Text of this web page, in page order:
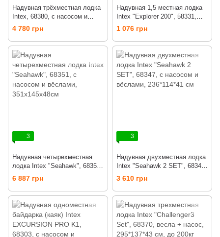
Надувная трёхместная лодка
Intex, 68380, с насосом и
вёсламми, 295х137х43см
4 780 грн
Надувная 1,5 местная лодка
Intex "Explorer 200", 58331,
весла + насос, 186х94х41см,
1 076 грн
3
Надувная четырехместная
лодка Intex "Seahawk", 68351,
с насосом и вёслами,
351х145х48см
6 887 грн
3
Надувная двухместная лодка
Intex "Seahawk 2 SET", 68347,
с насосом и вёслами,
236*114*41 см
3 610 грн